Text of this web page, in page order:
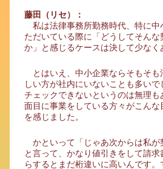
藤田（リセ）：
私は法律事務所勤務時代、特に中
ただいている際に「どうしてそん
か」と感じるケースは決して少なく
とはいえ、中小企業ならそもそも
しい方が社内にいないことも多いで
チェックできないというのは無理
面目に事業をしている方々がこんな
を感じました。
かといって「じゃあ次からは私が
と言って、かなり値引きをして請
らするとまだ桁違いに高いんです